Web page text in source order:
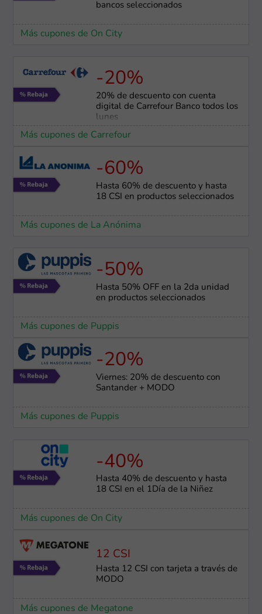
bancos seleccionados
Más cupones de On City
-20%
20% de descuento con cuenta
digital de Carrefour Banco todos los
lunes
Más cupones de Carrefour
-60%
Hasta 60% de descuento y hasta
18 CSI en productos seleccionados
Más cupones de La Anónima
-50%
Hasta 50% OFF en la 2da unidad
en productos seleccionados
Más cupones de Puppis
-20%
Viernes: 20% de descuento con
Santander + MODO
Más cupones de Puppis
-40%
Hasta 40% de descuento y hasta
18 CSI en el 1Día de la Niñez
Más cupones de On City
12 CSI
Hasta 12 CSI con tarjeta a través de
MODO
Más cupones de Megatone